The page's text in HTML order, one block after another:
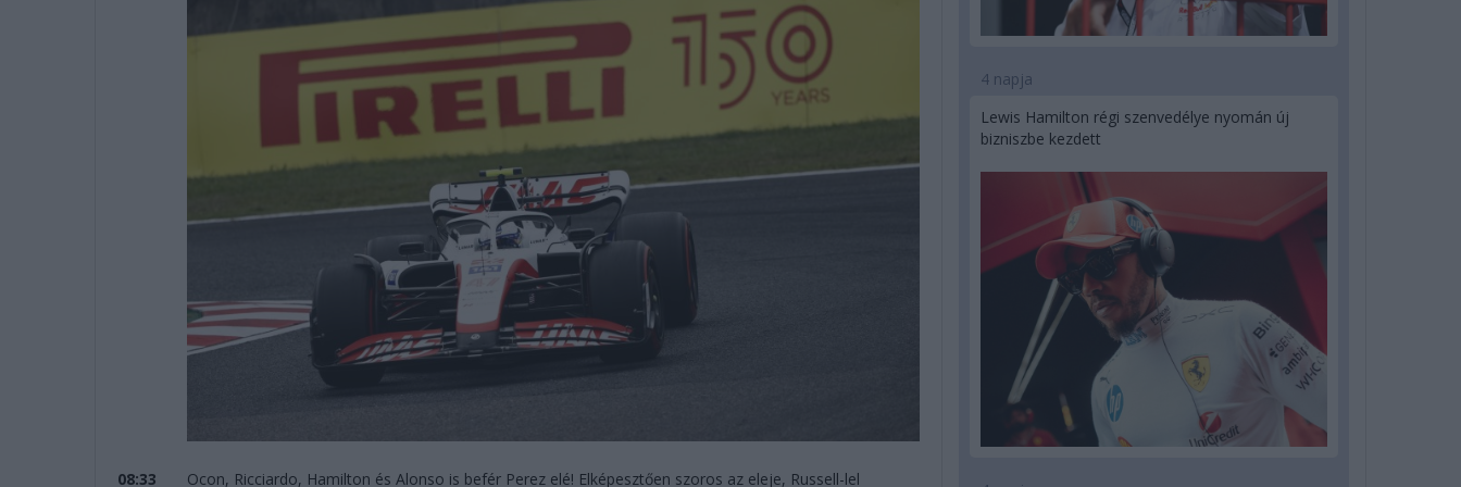
08:33 Ocon, Ricciardo, Hamilton és Alonso is befér Perez elé! Elképesztően szoros az eleje, Russell-lel
4 napja
Lewis Hamilton régi szenvedélye nyomán új
bizniszbe kezdett